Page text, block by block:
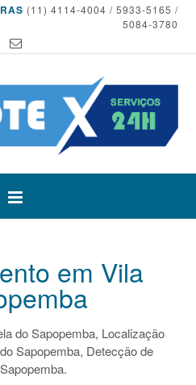
(11) 4114-4004 / 5933-5165 /
5084-3780
em Vila
do Sapopemba, Localização
Sapopemba, Detecção de